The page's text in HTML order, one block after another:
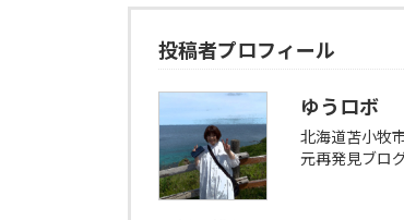
投稿者プロフィール
ゆうロボ
北海道苫小牧
元再発見ブロ